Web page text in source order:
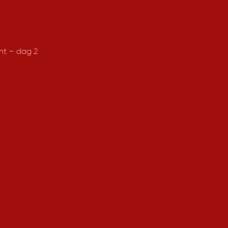
– dag 2